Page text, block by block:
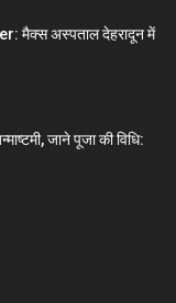
मैक्स अस्पताल देहरादून में
जाने पूजा की विधि: